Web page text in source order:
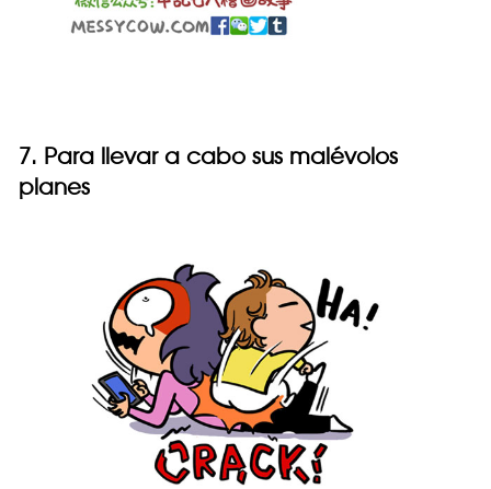
7. Para llevar a cabo sus malévolos
planes